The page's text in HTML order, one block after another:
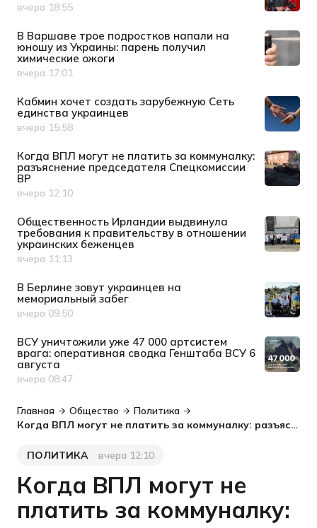
Дата публикации
вчера 18:55
В Варшаве трое подростков напали на
юношу из Украины: парень получил
химические ожоги
Дата публикации
вчера 17:01
Кабмин хочет создать зарубежную Сеть
единства украинцев
Дата публикации
вчера 15:58
Когда ВПЛ могут не платить за коммуналку:
разъяснение председателя Спецкомиссии
ВР
Дата публикации
вчера 12:10
Общественность Ирландии выдвинула
требования к правительству в отношении
украинских беженцев
Дата публикации
вчера 11:13
В Берлине зовут украинцев на
мемориальный забег
Дата публикации
вчера 09:50
ВСУ уничтожили уже 47 000 артсистем
врага: оперативная сводка Генштаба ВСУ 6
августа
Дата публикации
вчера 08:47
Главная Общество
Политика
Когда ВПЛ могут не платить за коммуналку: разъяснение председателя Спецкомиссии ВР
Категория
ПОЛИТИКА
Дата публикации
вчера 12:10
Когда ВПЛ могут не
платить за коммуналку: